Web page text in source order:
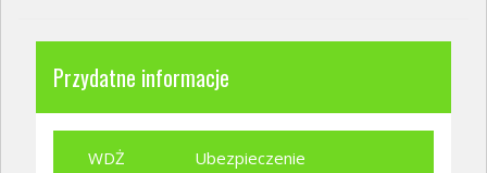
Przydatne informacje
WDŻ Ubezpieczenie